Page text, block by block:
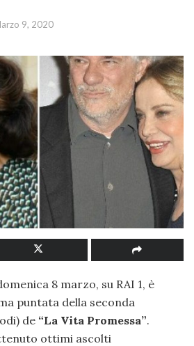
9, 2020
8 marzo, su RAI 1, è
puntata della seconda
de “La Vita Promessa”.
ottimi ascolti